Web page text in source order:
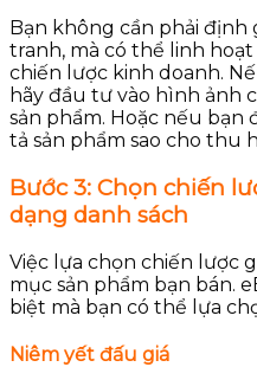
Bạn không cần phải định
tranh, mà có thể linh
chiến lược kinh doanh.
hãy đầu tư vào hình ảnh
sản phẩm. Hoặc nếu bạn
tả sản phẩm sao cho thu
Bước 3: Chọn chiến
dạng danh sách
Việc lựa chọn chiến lược
mục sản phẩm bạn bán.
biệt mà bạn có thể lựa
Niêm yết đấu giá